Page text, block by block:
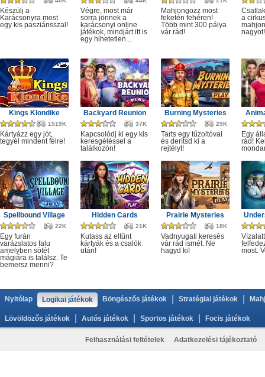
Készülj a
Karácsonyra most
egy kis pasziánsszal!
Végre, most már
sorra jönnek a
karácsonyi online
játékok, mindjárt itt is
egy hihetetlen...
Mahjongozz most
feketén fehéren!
Több mint 300 pálya
vár rád!
a
nagyot!
Kings Klondike
1519K
Kártyázz egy jót,
tegyél mindent félre!
Backyard Reunion
37K
Kapcsolódj ki egy kis
keresgéléssel a
találkozón!
Burning Mysteries
29K
Tarts egy tűzoltóval
és derítsd ki a
rejtélyt!
Egy
rád!
Spellbound Village
22K
Egy furán
varázslatos falu
amelyben sötét
mágiára is találsz. Te
bemersz menni?
Hidden Cards
21K
Kutass az eltűnt
kártyák és a csalók
után!
Prairie Mysteries
18K
Vadnyugati keresés
vár rád ismét. Ne
hagyd ki!
most.
Nyitólap Logikai játékok Böngészős játékok Stratégiai játékok
Lövöldözős játékok Autós játékok Sportos játékok Focis játékok
Felhasználási feltételek Adatkezelési tájékoztató